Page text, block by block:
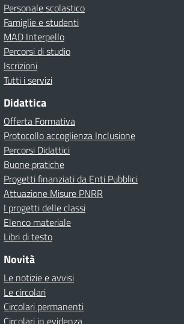
Personale scolastico
Famiglie e studenti
MAD Interpello
Percorsi di studio
Iscrizioni
Tutti i servizi
Didattica
Offerta Formativa
Protocollo accoglienza Inclusione
Percorsi Didattici
Buone pratiche
Progetti finanziati da Enti Pubblici
Attuazione Misure PNRR
I progetti delle classi
Elenco materiale
Libri di testo
Novità
Le notizie e avvisi
Le circolari
Circolari permanenti
Circolari in evidenza